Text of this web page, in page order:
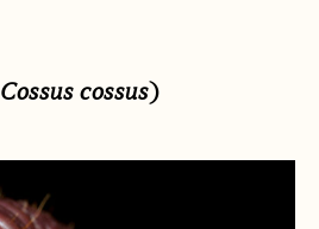
Cossus cossus)